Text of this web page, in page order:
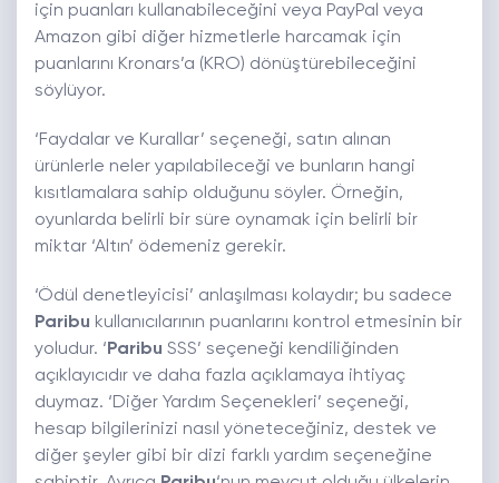
için puanları kullanabileceğini veya PayPal veya
Amazon gibi diğer hizmetlerle harcamak için
puanlarını Kronars’a (KRO) dönüştürebileceğini
söylüyor.
‘Faydalar ve Kurallar’ seçeneği, satın alınan
ürünlerle neler yapılabileceği ve bunların hangi
kısıtlamalara sahip olduğunu söyler. Örneğin,
oyunlarda belirli bir süre oynamak için belirli bir
miktar ‘Altın’ ödemeniz gerekir.
‘Ödül denetleyicisi’ anlaşılması kolaydır; bu sadece
Paribu kullanıcılarının puanlarını kontrol etmesinin bir
yoludur. ‘ Paribu SSS’ seçeneği kendiliğinden
açıklayıcıdır ve daha fazla açıklamaya ihtiyaç
duymaz. ‘Diğer Yardım Seçenekleri’ seçeneği,
hesap bilgilerinizi nasıl yöneteceğiniz, destek ve
diğer şeyler gibi bir dizi farklı yardım seçeneğine